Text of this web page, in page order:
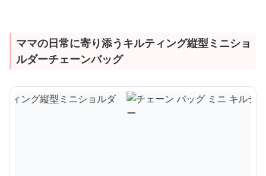
ママの日常に寄り添うキルティング縦型ミニショ
ルダーチェーンバッグ